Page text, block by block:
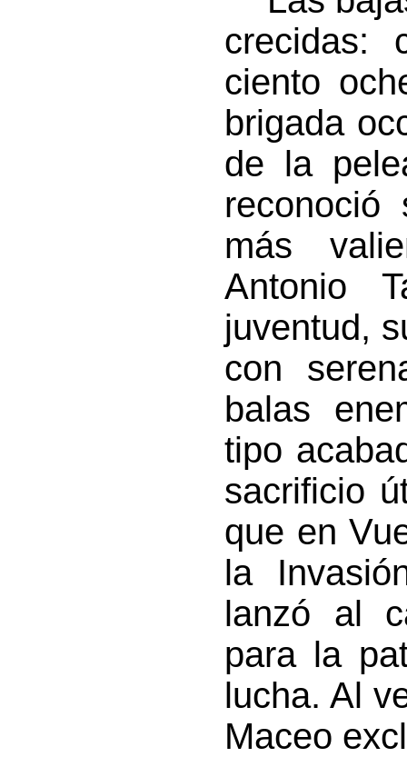
crecidas:
ciento
brigada
de la
más
Antonio
juventud,
con
balas
tipo
sacrificio
que en
la
lanzó al
para la
lucha. Al
Maceo